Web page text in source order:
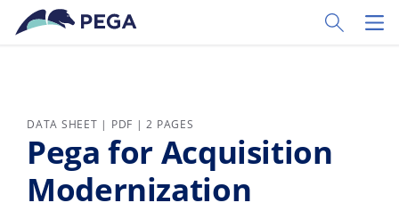
Passer directement au contenu principal
Toggle
DATA SHEET | PDF | 2 PAGES
Pega for Acquisition
Modernization